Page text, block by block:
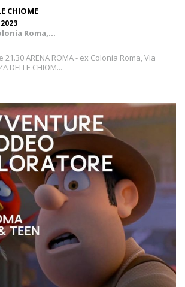
CHIOME
Roma,...
ARENA ROMA - ex Colonia Roma, Via
DELLE CHIOM...